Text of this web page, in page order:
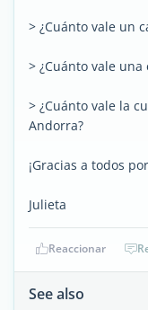
> ¿Cuánto vale un
> ¿Cuánto vale
> ¿Cuánto vale la
Andorra?
¡Gracias a todos
Julieta
Reaccionar
See also